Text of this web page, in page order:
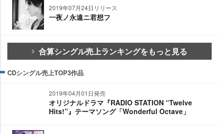
2019年07月24日リリース
一夜ノ永遠ニ君想フ
合算シングル売上ランキングをもっと見る
CDシングル売上TOP3作品
2019年04月01日発売
オリジナルドラマ『RADIO STATION “Twelve
Hits!”』テーマソング「Wonderful Octave」